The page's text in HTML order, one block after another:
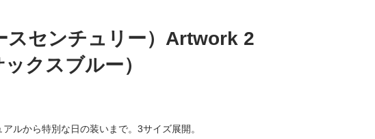
センチュリー）Artwork 2
クスブルー）
ルから特別な日の装いまで。3サイズ展開。